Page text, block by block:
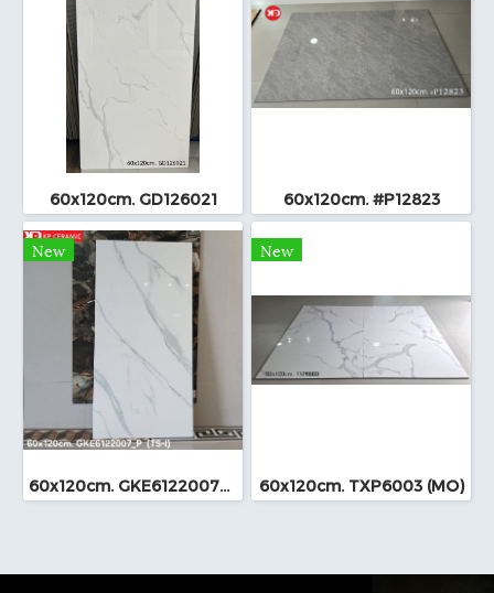
60x120cm. GD126021 60x120cm. #P12823
New
60x120cm. GKE6122007_P (TS-I)
New
60x120cm. TXP6003 (MO)